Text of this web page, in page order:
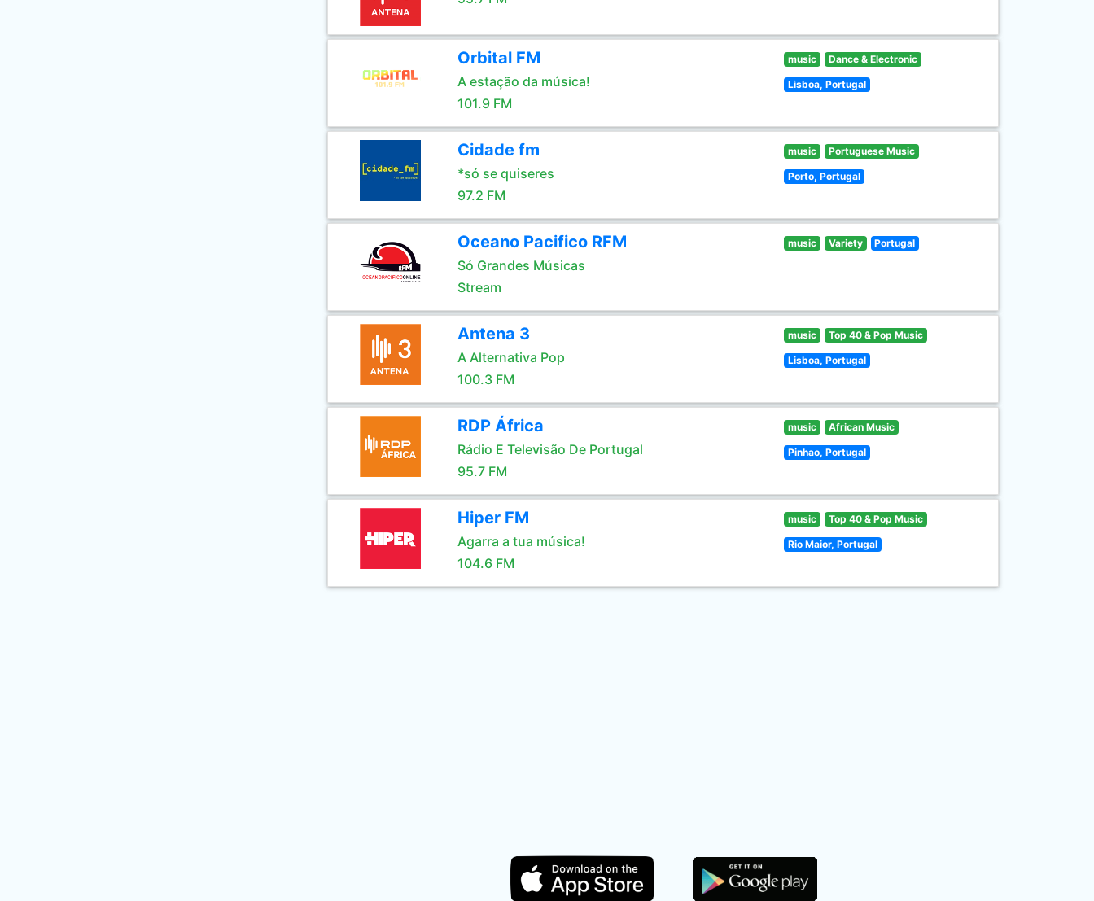
Orbital FM
A estação da música!
101.9 FM
music Dance & Electronic
Lisboa, Portugal
Cidade fm
*só se quiseres
97.2 FM
music Portuguese Music
Porto, Portugal
Oceano Pacifico RFM
Só Grandes Músicas
Stream
music Variety Portugal
Antena 3
A Alternativa Pop
100.3 FM
music Top 40 & Pop Music
Lisboa, Portugal
RDP África
Rádio E Televisão De Portugal
95.7 FM
music African Music
Pinhao, Portugal
Hiper FM
Agarra a tua música!
104.6 FM
music Top 40 & Pop Music
Rio Maior, Portugal